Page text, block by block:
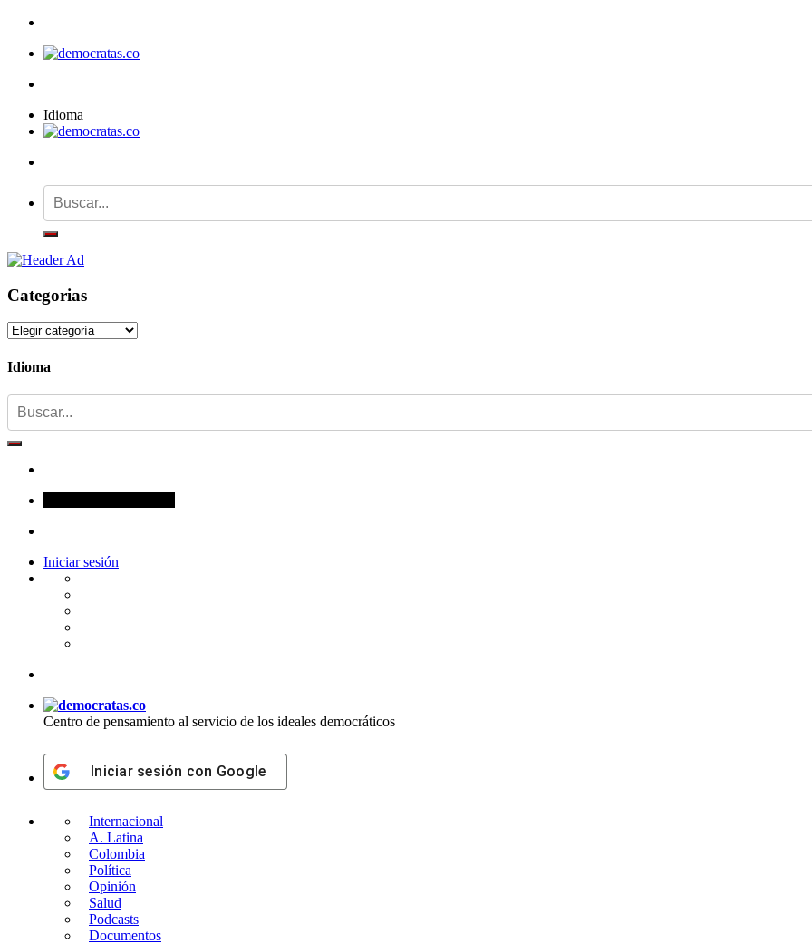
Idioma
Categorias
Categorias
Idioma
Iniciar sesión
Centro de pensamiento al servicio de los ideales democráticos
Iniciar sesión con Google
Internacional
A. Latina
Colombia
Política
Opinión
Salud
Podcasts
Documentos